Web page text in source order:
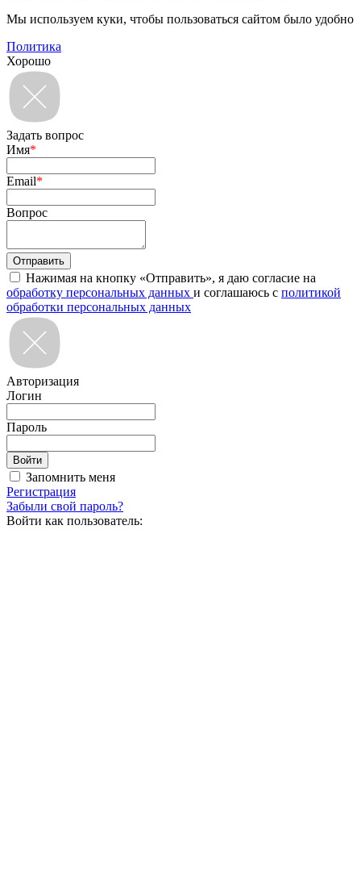
Мы используем куки, чтобы пользоваться сайтом было удобно
Политика
Хорошо
Задать вопрос
Имя*
Email*
Вопрос
Нажимая на кнопку «Отправить», я даю согласие на
обработку персональных данных и соглашаюсь с политикой
обработки персональных данных
Авторизация
Логин
Пароль
Запомнить меня
Регистрация
Забыли свой пароль?
Войти как пользователь: